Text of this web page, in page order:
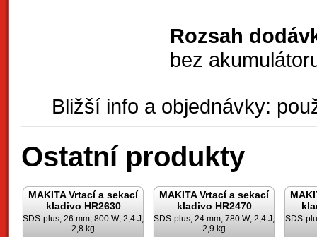
Rozsah
bez
Bližší info a objednávky:
Ostatní produkty
MAKITA Vrtací a sekací
kladivo HR2630
SDS-plus; 26 mm; 800 W; 2,4 J;
2,8 kg
MAKITA Vrtací a sekací
kladivo HR2470
SDS-plus; 24 mm; 780 W; 2,4 J;
2,9 kg
SDS-